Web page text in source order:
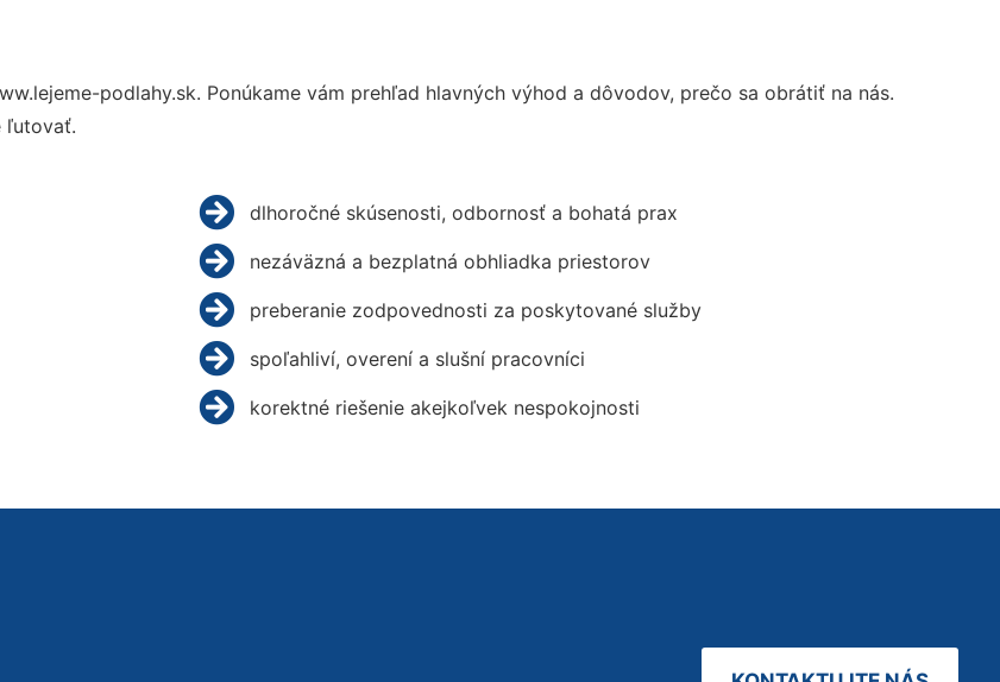
podlahy.sk. Ponúkame vám prehľad hlavných výhod a dôvodov, prečo sa obrátiť na nás.
ľutovať.
dlhoročné skúsenosti, odbornosť a bohatá prax
nezáväzná a bezplatná obhliadka priestorov
preberanie zodpovednosti za poskytované služby
spoľahliví, overení a slušní pracovníci
korektné riešenie akejkoľvek nespokojnosti